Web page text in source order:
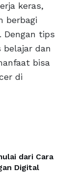
keras,
berbagi
Dengan tips
dan
bisa
di
dari Cara
Digital